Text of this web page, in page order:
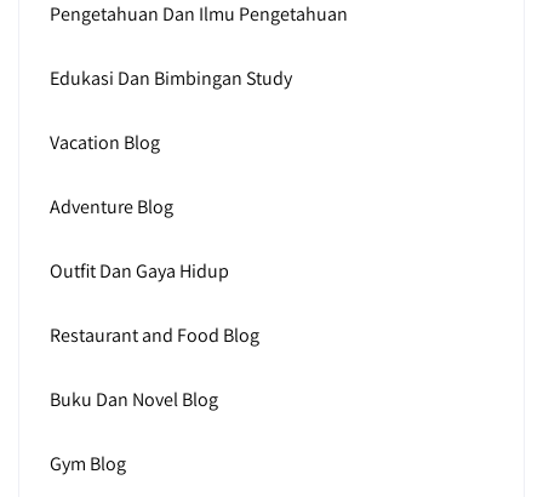
Pengetahuan Dan Ilmu Pengetahuan
Edukasi Dan Bimbingan Study
Vacation Blog
Adventure Blog
Outfit Dan Gaya Hidup
Restaurant and Food Blog
Buku Dan Novel Blog
Gym Blog